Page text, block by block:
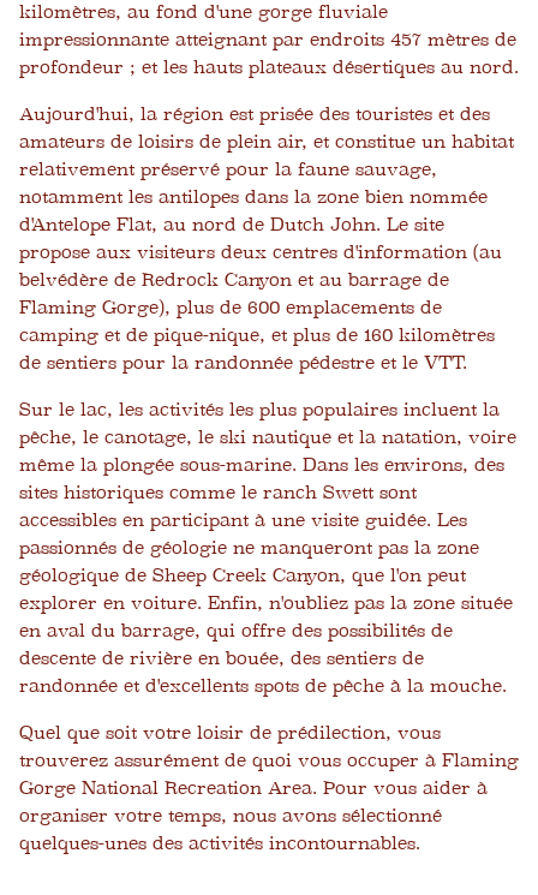
kilomètres, au fond d'une gorge fluviale
impressionnante atteignant par endroits 457 mètres de
profondeur ; et les hauts plateaux désertiques au nord.
Aujourd'hui, la région est prisée des touristes et des
amateurs de loisirs de plein air, et constitue un habitat
relativement préservé pour la faune sauvage,
notamment les antilopes dans la zone bien nommée
d'Antelope Flat, au nord de Dutch John. Le site
propose aux visiteurs deux centres d'information (au
belvédère de Redrock Canyon et au barrage de
Flaming Gorge), plus de 600 emplacements de
camping et de pique-nique, et plus de 160 kilomètres
de sentiers pour la randonnée pédestre et le VTT.
Sur le lac, les activités les plus populaires incluent la
pêche, le canotage, le ski nautique et la natation, voire
même la plongée sous-marine. Dans les environs, des
sites historiques comme le ranch Swett sont
accessibles en participant à une visite guidée. Les
passionnés de géologie ne manqueront pas la zone
géologique de Sheep Creek Canyon, que l'on peut
explorer en voiture. Enfin, n'oubliez pas la zone située
en aval du barrage, qui offre des possibilités de
descente de rivière en bouée, des sentiers de
randonnée et d'excellents spots de pêche à la mouche.
Quel que soit votre loisir de prédilection, vous
trouverez assurément de quoi vous occuper à Flaming
Gorge National Recreation Area. Pour vous aider à
organiser votre temps, nous avons sélectionné
quelques-unes des activités incontournables.